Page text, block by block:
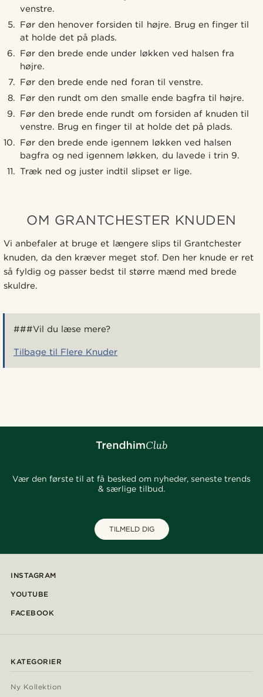
venstre.
Før den henover forsiden til højre. Brug en finger til
at holde det på plads.
Før den brede ende under løkken ved halsen fra
højre.
Før den brede ende ned foran til venstre.
Før den rundt om den smalle ende bagfra til højre.
Før den brede ende rundt om forsiden af knuden til
venstre. Brug en finger til at holde det på plads.
Før den brede ende igennem løkken ved halsen
bagfra og ned igennem løkken, du lavede i trin 9.
Træk ned og juster indtil slipset er lige.
OM GRANTCHESTER KNUDEN
Vi anbefaler at bruge et længere slips til Grantchester
knuden, da den kræver meget stof. Den her knude er ret
så fyldig og passer bedst til større mænd med brede
skuldre.
###Vil du læse mere?
Tilbage til Flere Knuder
Vær den første til at få besked om nyheder, seneste trends
& særlige tilbud.
TILMELD DIG
INSTAGRAM
YOUTUBE
FACEBOOK
KATEGORIER
Ny Kollektion